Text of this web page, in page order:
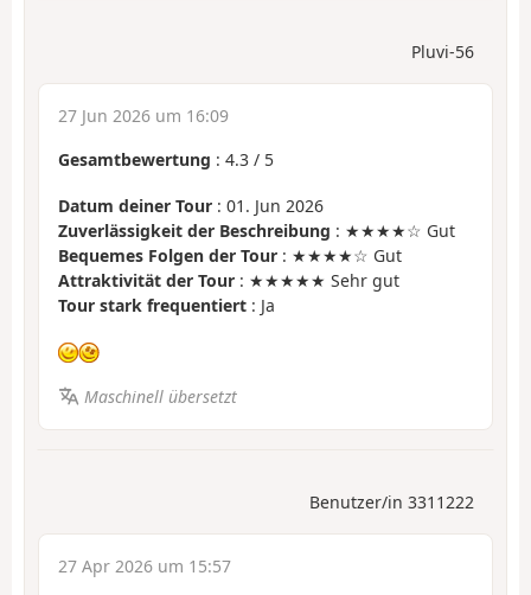
Pluvi-56
27 Jun 2026 um 16:09
Gesamtbewertung : 4.3 / 5
Datum deiner Tour : 01. Jun 2026
Zuverlässigkeit der Beschreibung : ★★★★☆ Gut
Bequemes Folgen der Tour : ★★★★☆ Gut
Attraktivität der Tour : ★★★★★ Sehr gut
Tour stark frequentiert : Ja
Maschinell übersetzt
Benutzer/in 3311222
27 Apr 2026 um 15:57